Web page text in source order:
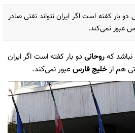
بار کفته است اگر ایران نتواند نفتی صادر
عبور نمی‌کند.
نباشد کهروحانیدو بار کفته است اگر ایران
هم ازخلیج فارس عبور نمی‌کند.